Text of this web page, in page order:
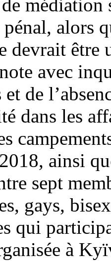
médiation
alors
devrait être
avec
et de
dans les
ainsi
sept
gays,
qui
à